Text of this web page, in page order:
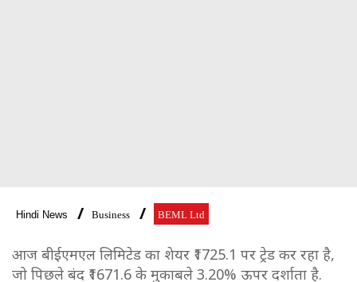
Hindi News Business BEML Ltd
आज बीईएमएल लिमिटेड का शेयर ₹1725.1 पर ट्रेड कर रहा है,
जो पिछले बंद ₹1671.6 के मुकाबले 3.20% ऊपर दर्शाता है.